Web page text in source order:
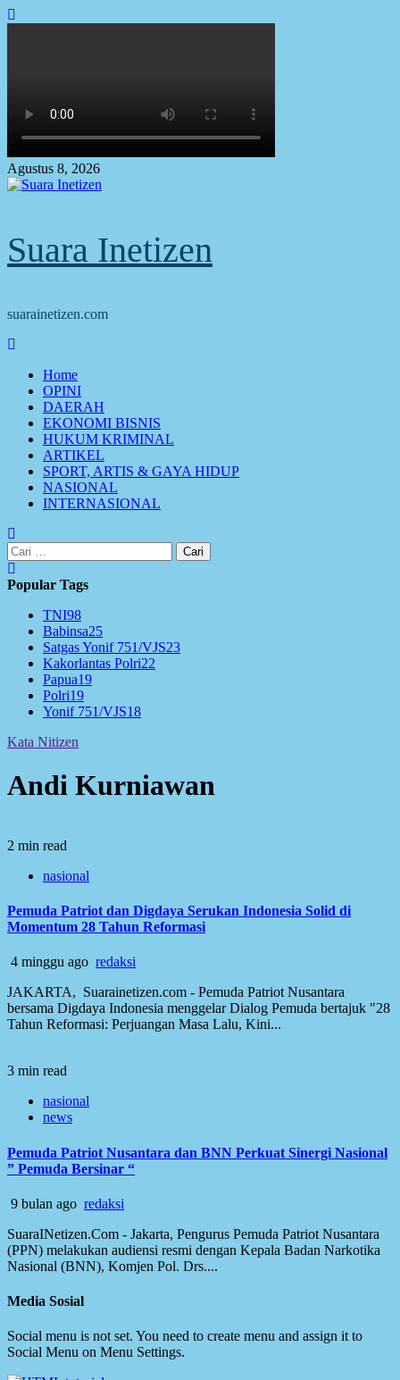
Skip
Agustus 8, 2026
Suara Inetizen
suarainetizen.com
Home
OPINI
DAERAH
EKONOMI BISNIS
HUKUM KRIMINAL
ARTIKEL
SPORT, ARTIS & GAYA HIDUP
NASIONAL
INTERNASIONAL
Cari
untuk:
Popular Tags
TNI98
Babinsa25
Satgas Yonif 751/VJS23
Kakorlantas Polri22
Papua19
Polri19
Yonif 751/VJS18
Kata Nitizen
Andi Kurniawan
2 min read
nasional
Pemuda Patriot dan Digdaya Serukan Indonesia Solid di
Momentum 28 Tahun Reformasi
4 minggu ago redaksi
JAKARTA, Suarainetizen.com - Pemuda Patriot Nusantara
bersama Digdaya Indonesia menggelar Dialog Pemuda bertajuk "28
Tahun Reformasi: Perjuangan Masa Lalu, Kini...
3 min read
nasional
news
Pemuda Patriot Nusantara dan BNN Perkuat Sinergi Nasional
” Pemuda Bersinar “
9 bulan ago redaksi
SuaraINetizen.Com - Jakarta, Pengurus Pemuda Patriot Nusantara
(PPN) melakukan audiensi resmi dengan Kepala Badan Narkotika
Nasional (BNN), Komjen Pol. Drs....
Media Sosial
Social menu is not set. You need to create menu and assign it to
Social Menu on Menu Settings.